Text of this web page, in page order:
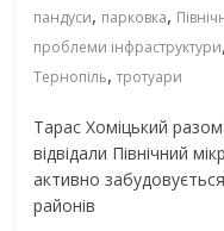
пандуси, парковка,
проблеми інфраструктури,
Тернопіль,тротуари
Тарас Хоміцький
відвідали Північний
активно
районів